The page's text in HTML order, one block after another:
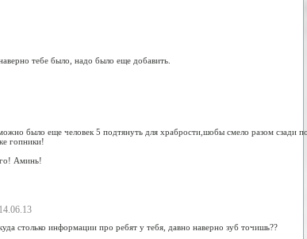
тебе было, надо было еще добавить.
было еще человек 5 подтянуть для храбрости,шобы смело разом сзади
гопники!
Аминь!
столько информации про ребят у тебя, давно наверно зуб точишь??